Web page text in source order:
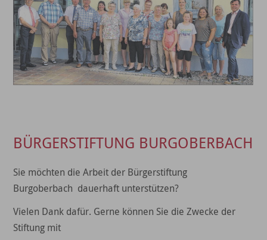
BÜRGERSTIFTUNG BURGOBERBACH
Sie möchten die Arbeit der Bürgerstiftung
Burgoberbach dauerhaft unterstützen?
Vielen Dank dafür. Gerne können Sie die Zwecke der
Stiftung mit